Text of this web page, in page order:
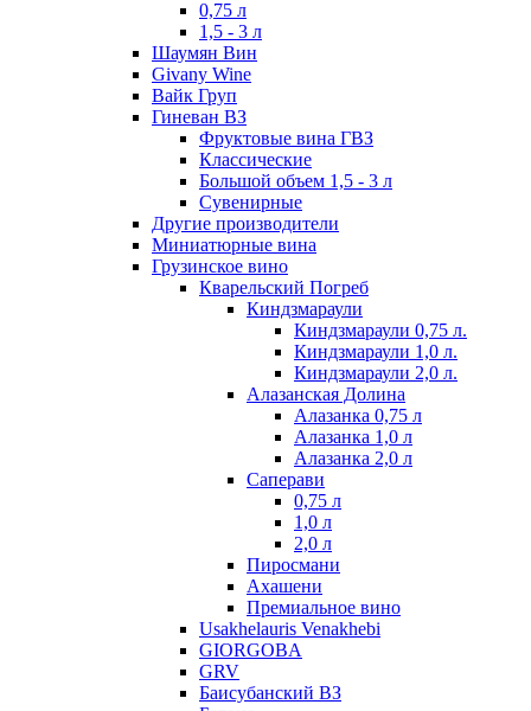
0,75 л
1,5 - 3 л
Шаумян Вин
Givany Wine
Вайк Груп
Гиневан ВЗ
Фруктовые вина ГВЗ
Классические
Большой объем 1,5 - 3 л
Сувенирные
Другие производители
Миниатюрные вина
Грузинское вино
Кварельский Погреб
Киндзмараули
Киндзмараули 0,75 л.
Киндзмараули 1,0 л.
Киндзмараули 2,0 л.
Алазанская Долина
Алазанка 0,75 л
Алазанка 1,0 л
Алазанка 2,0 л
Саперави
0,75 л
1,0 л
2,0 л
Пиросмани
Ахашени
Премиальное вино
Usakhelauris Venakhebi
GIORGOBA
GRV
Баисубанский ВЗ